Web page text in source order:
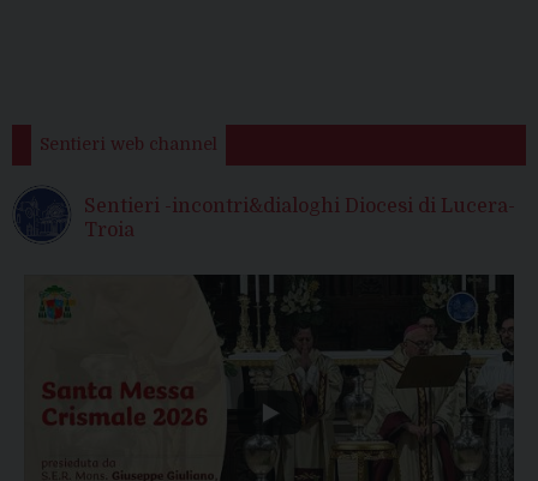
Sentieri web channel
Sentieri -incontri&dialoghi Diocesi di Lucera-
Troia